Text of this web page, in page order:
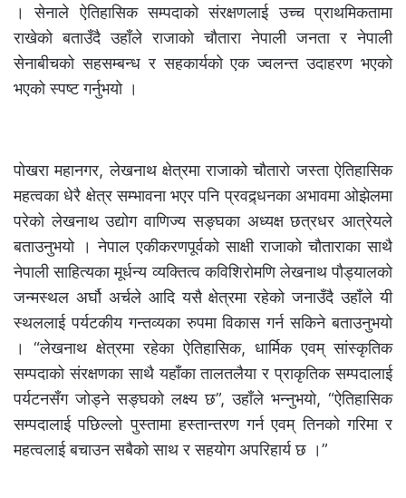
। सेनाले ऐतिहासिक सम्पदाको संरक्षणलाई उच्च प्राथमिकतामा
राखेको बताउँदै उहाँले राजाको चौतारा नेपाली जनता र नेपाली
सेनाबीचको सहसम्बन्ध र सहकार्यको एक ज्वलन्त उदाहरण भएको
भएको स्पष्ट गर्नुभयो ।
पोखरा महानगर, लेखनाथ क्षेत्रमा राजाको चौतारो जस्ता ऐतिहासिक
महत्वका धेरै क्षेत्र सम्भावना भएर पनि प्रवद्र्धनका अभावमा ओझेलमा
परेको लेखनाथ उद्योग वाणिज्य सङ्घका अध्यक्ष छत्रधर आत्रेयले
बताउनुभयो । नेपाल एकीकरणपूर्वको साक्षी राजाको चौताराका साथै
नेपाली साहित्यका मूर्धन्य व्यक्तित्व कविशिरोमणि लेखनाथ पौड्यालको
जन्मस्थल अर्घौ अर्चले आदि यसै क्षेत्रमा रहेको जनाउँदै उहाँले यी
स्थललाई पर्यटकीय गन्तव्यका रुपमा विकास गर्न सकिने बताउनुभयो
। “लेखनाथ क्षेत्रमा रहेका ऐतिहासिक, धार्मिक एवम् सांस्कृतिक
सम्पदाको संरक्षणका साथै यहाँका तालतलैया र प्राकृतिक सम्पदालाई
पर्यटनसँग जोड्ने सङ्घको लक्ष्य छ”, उहाँले भन्नुभयो, “ऐतिहासिक
सम्पदालाई पछिल्लो पुस्तामा हस्तान्तरण गर्न एवम् तिनको गरिमा र
महत्वलाई बचाउन सबैको साथ र सहयोग अपरिहार्य छ ।”